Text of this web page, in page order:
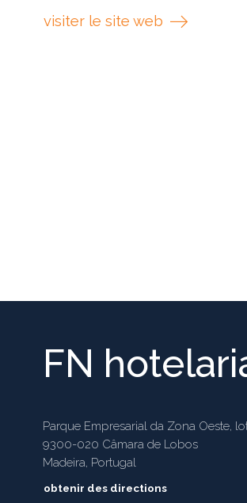
visiter le site web
FN
Parque Empresarial da Zona Oeste,
9300-020 Câmara de Lobos
Madeira, Portugal
obtenir des directions